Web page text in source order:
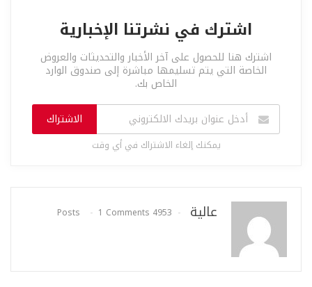
اشترك في نشرتنا الإخبارية
اشترك هنا للحصول على آخر الأخبار والتحديثات والعروض
الخاصة التي يتم تسليمها مباشرة إلى صندوق الوارد
الخاص بك.
الاشتراك
يمكنك إلغاء الاشتراك في أي وقت
عالية 4953 Posts
1 Comments